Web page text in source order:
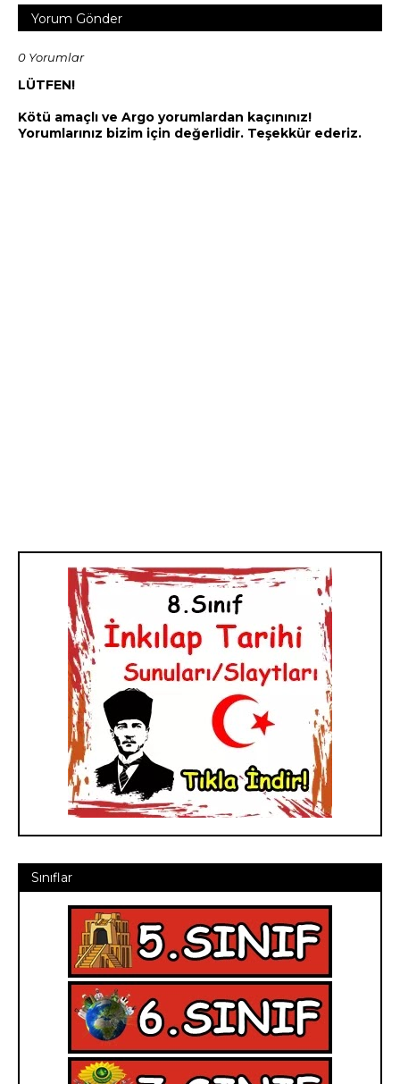
Yorum Gönder
0 Yorumlar
LÜTFEN!
Kötü amaçlı ve Argo yorumlardan kaçınınız!
Yorumlarınız bizim için değerlidir. Teşekkür ederiz.
Sınıflar